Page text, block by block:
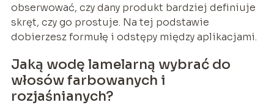
obserwować, czy dany produkt bardziej definiuje
skręt, czy go prostuje. Na tej podstawie
dobierzesz formułę i odstępy między aplikacjami.
Jaką wodę lamelarną wybrać do
włosów farbowanych i
rozjaśnianych?